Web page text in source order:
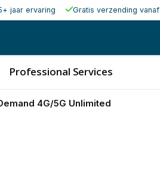
jaar ervaring Gratis verzending vanaf
Professional Services
4G/5G Unlimited